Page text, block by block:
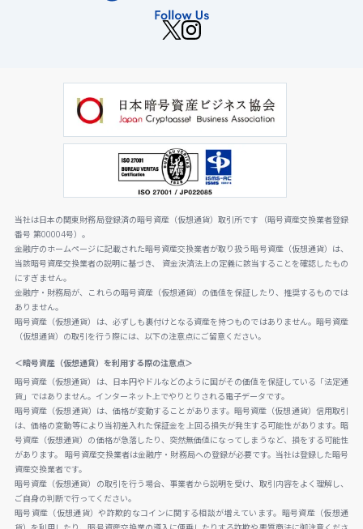
当社は日本の関東財務局登録済の暗号資産（仮想通貨）取引所です（暗号資産交換業者登録
番号 第00004号）。
金融庁のホームページに記載された暗号資産交換業者が取り扱う暗号資産（仮想通貨）は、
当該暗号資産交換業者の説明に基づき、 資金決済法上の定義に該当することを確認したもの
にすぎません。
金融庁・財務局が、これらの暗号資産（仮想通貨）の価値を保証したり、推奨するものでは
ありません。
暗号資産（仮想通貨）は、必ずしも裏付けとなる資産を持つものではありません。暗号資産
（仮想通貨）の取引を行う際には、以下の注意点にご留意ください。
＜暗号資産（仮想通貨）を利用する際の注意点＞
暗号資産（仮想通貨）は、日本円やドルなどのように国がその価値を保証している「法定通
貨」ではありません。インターネット上でやりとりされる電子データです。
暗号資産（仮想通貨）は、価格が変動することがあります。暗号資産（仮想通貨）信用取引
は、価格の変動等により当初差入れた保証金を上回る損失が発生する可能性があります。暗
号資産（仮想通貨）の価格が急落したり、突然無価値になってしまうなど、損をする可能性
があります。 暗号資産交換業者は金融庁・財務局への登録が必要です。当社は登録した暗号
資産交換業者です。
暗号資産（仮想通貨）の取引を行う場合、事業者から説明を受け、取引内容をよく理解し、
ご自身の判断で行ってください。
暗号資産（仮想通貨）や詐欺的なコインに関する相談が増えています。暗号資産（仮想通